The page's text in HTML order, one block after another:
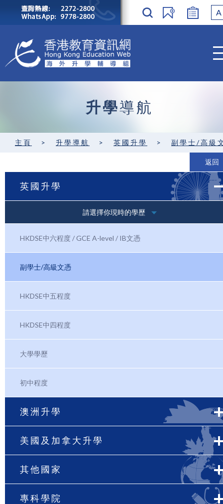
A
升學導航
主頁 > 升學導航 > 英國升學 > 副學士/高級
返回
英國升學
請選擇你現時的學歷
HKDSE中六程度 / GCE A-level / IB文憑
副學士/高級文憑
HKDSE中五程度
HKDSE中四程度
大學學歷
初中程度
澳洲升學
美國及加拿大升學
其他國家
專科學院